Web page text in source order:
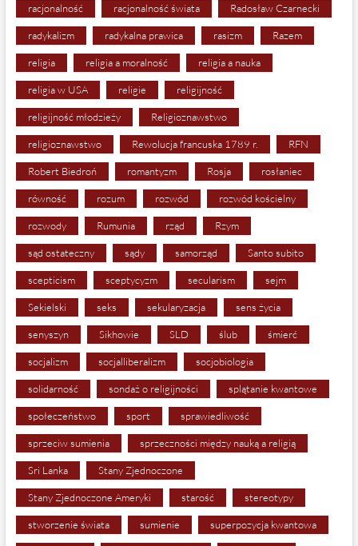
racjonalność racjonalność świata Radosław Czarnecki
radykalizm radykalna prawica rasizm Razem
religia religia a moralność religia a nauka
religia w USA religie religijność
religijność młodzieży Religioznawstwo
religioznawstwo Rewolucja francuska 1789 r. RFN
Robert Biedroń romantyzm Rosja rosłaniec
równość rozum rozwód rozwód kościelny
rozwody Rumunia rząd Rzym
sąd ostateczny sądy samorząd Santo subito
scepticism sceptycyzm secularism sejm
Sekielski seks sekularyzacja sens życia
senyszyn Sikhowie SLD ślub śmierć
socjalizm socjalliberalizm socjobiologia
solidarność sondaż o religijności splątanie kwantowe
społeczeństwo sport sprawiedliwość
sprzeciw sumienia sprzeczności między nauką a religią
Sri Lanka Stany Zjednoczone
Stany Zjednoczone Ameryki starość stereotypy
stworzenie świata sumienie superpozycja kwantowa